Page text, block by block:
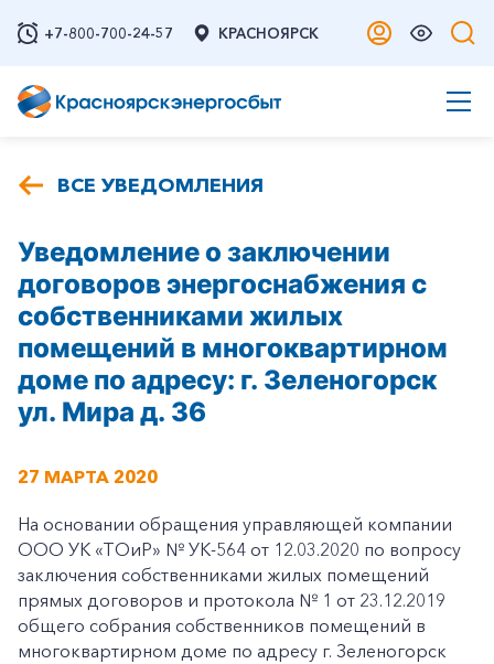
+7-800-700-24-57 КРАСНОЯРСК
ВСЕ УВЕДОМЛЕНИЯ
Уведомление о заключении
договоров энергоснабжения с
собственниками жилых
помещений в многоквартирном
доме по адресу: г. Зеленогорск
ул. Мира д. 36
27 МАРТА 2020
На основании обращения управляющей компании
ООО УК «ТОиР» № УК-564 от 12.03.2020 по вопросу
заключения собственниками жилых помещений
прямых договоров и протокола № 1 от 23.12.2019
общего собрания собственников помещений в
многоквартирном доме по адресу г. Зеленогорск